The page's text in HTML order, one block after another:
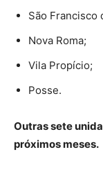
São Francisco
Nova Roma;
Vila Propício;
Posse.
Outras sete
próximos meses.